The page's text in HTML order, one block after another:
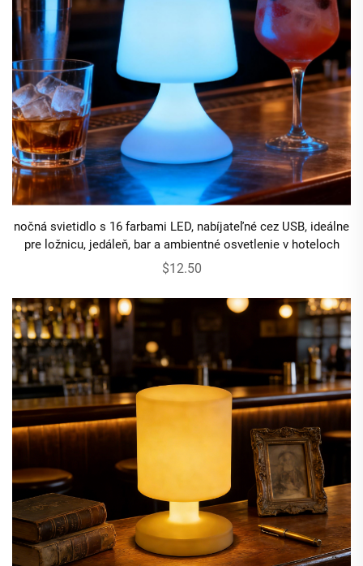
nočná svietidlo s 16 farbami LED, nabíjateľné cez USB, ideálne
pre ložnicu, jedáleň, bar a ambientné osvetlenie v hoteloch
$12.50